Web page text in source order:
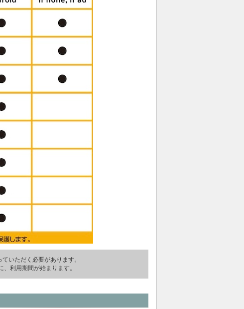
いただく必要があります。
利用期間が始まります。